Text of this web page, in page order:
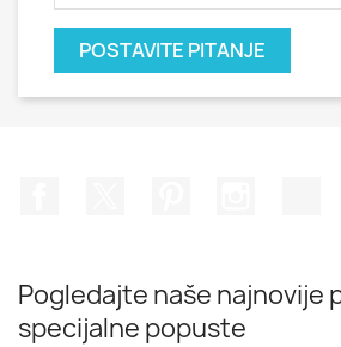
POSTAVITE PITANJE
Pogledajte naše najnovije
specijalne popuste